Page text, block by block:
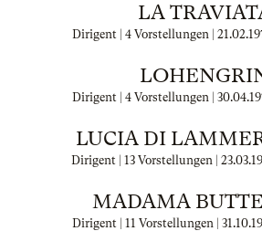
LA
Dirigent | 4 Vorstellungen |
Dirigent | 4 Vorstellungen |
LUCIA DI
Dirigent | 13 Vorstellungen |
MADAMA
Dirigent | 11 Vorstellungen |